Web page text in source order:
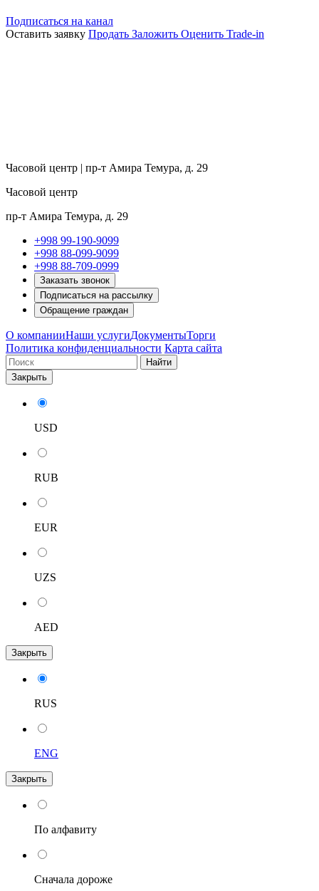
Подписаться на канал
Оставить заявку Продать Заложить Оценить Trade-in
Часовой центр | пр-т Амира Темура, д. 29
Часовой центр
пр-т Амира Темура, д. 29
+998 99-190-9099
+998 88-099-9099
+998 88-709-0999
Заказать звонок
Подписаться на рассылку
Обращение граждан
О компанииНаши услугиДокументыТорги
Политика конфиденциальности Карта сайта
Найти
Закрыть
USD
RUB
EUR
UZS
AED
Закрыть
RUS
ENG
Закрыть
По алфавиту
Сначала дороже